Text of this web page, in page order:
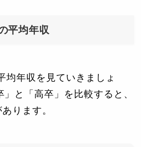
平均年収
均年収を見ていきましょ
」と「高卒」を比較すると、
ります。